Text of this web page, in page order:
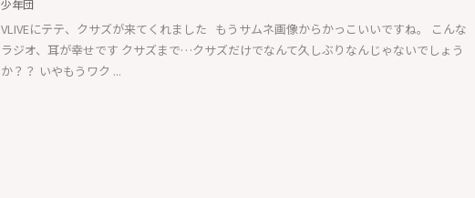
少年団
VLIVEにテテ、クサズが来てくれました もうサムネ画像からかっこいいですね。 こんな
ラジオ、耳が幸せです クサズまで…クサズだけでなんて久しぶりなんじゃないでしょう
か？？ いやもうワク ...